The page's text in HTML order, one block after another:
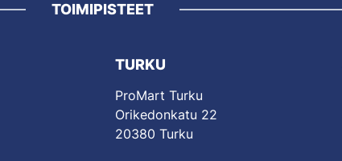
TOIMIPISTEET
TURKU
ProMart Turku
Orikedonkatu 22
20380 Turku